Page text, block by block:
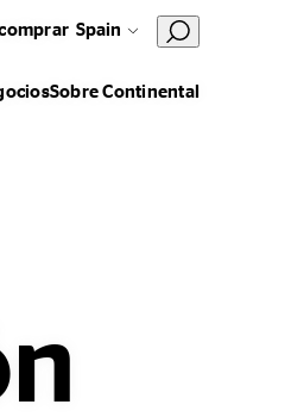
Spain
Sobre Continental